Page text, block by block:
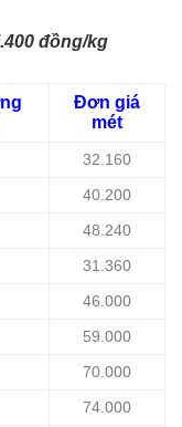
đồng/kg
Đơn giá
mét
32.160
40.200
48.240
31.360
46.000
59.000
70.000
74.000